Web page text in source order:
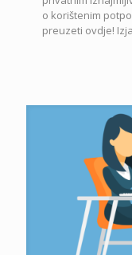
o korištenim
preuzeti ovdje!